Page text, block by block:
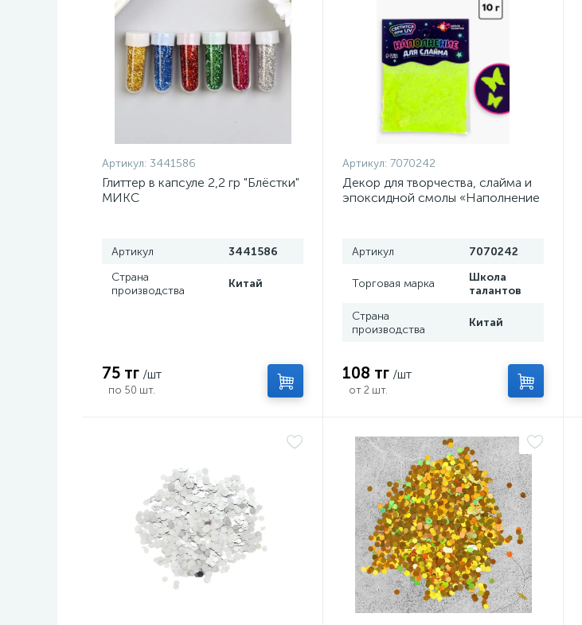
Артикул: 3441586
Глиттер в капсуле 2,2 гр "Блёстки"
МИКС
Артикул
3441586
Страна
производства
Китай
75 тг /шт
по 50 шт.
Артикул: 7070242
Декор для творчества, слайма и
эпоксидной смолы «Наполнение
Артикул 7070242
Торговая марка
Школа
талантов
Страна
производства
Китай
108 тг /шт
от 2 шт.